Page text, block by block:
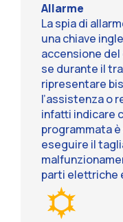
Allarme
La spia di
una chiave
accensione
se durante il
ripresentare
l’assistenza o
infatti indicare
programmata
eseguire il
parti elettriche